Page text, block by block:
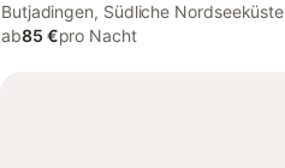
Butjadingen, Südliche Nordseeküste
ab85 €pro Nacht